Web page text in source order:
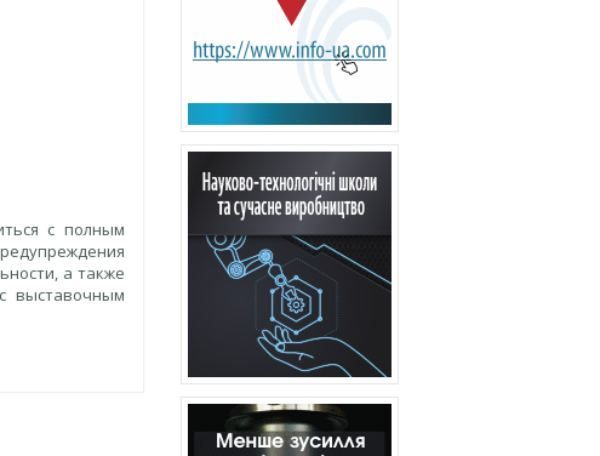
с полным
а также
выставочным